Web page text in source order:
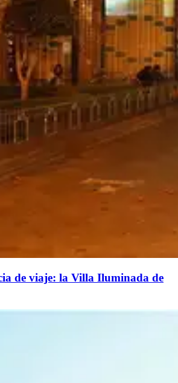
de viaje: la Villa Iluminada de